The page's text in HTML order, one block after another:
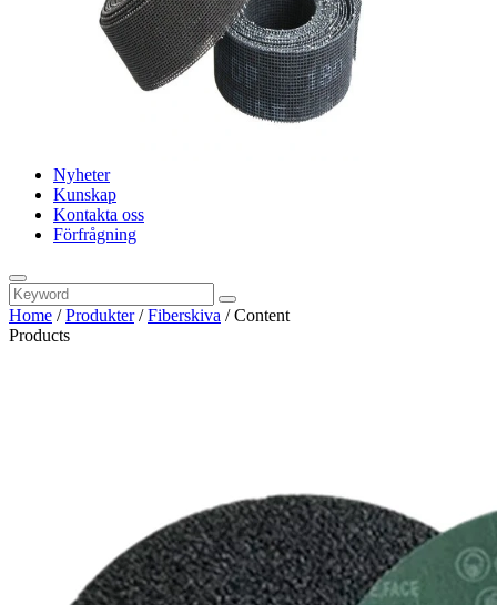
Nyheter
Kunskap
Kontakta oss
Förfrågning
Home /Produkter/Fiberskiva /Content
Products